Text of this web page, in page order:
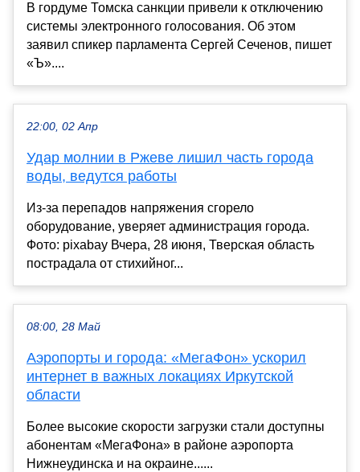
В гордуме Томска санкции привели к отключению
системы электронного голосования. Об этом
заявил спикер парламента Сергей Сеченов, пишет
«Ъ»....
22:00, 02 Апр
Удар молнии в Ржеве лишил часть города
воды, ведутся работы
Из-за перепадов напряжения сгорело
оборудование, уверяет администрация города.
Фото: pixabay Вчера, 28 июня, Тверская область
пострадала от стихийног...
08:00, 28 Май
Аэропорты и города: «МегаФон» ускорил
интернет в важных локациях Иркутской
области
Более высокие скорости загрузки стали доступны
абонентам «МегаФона» в районе аэропорта
Нижнеудинска и на окраине......